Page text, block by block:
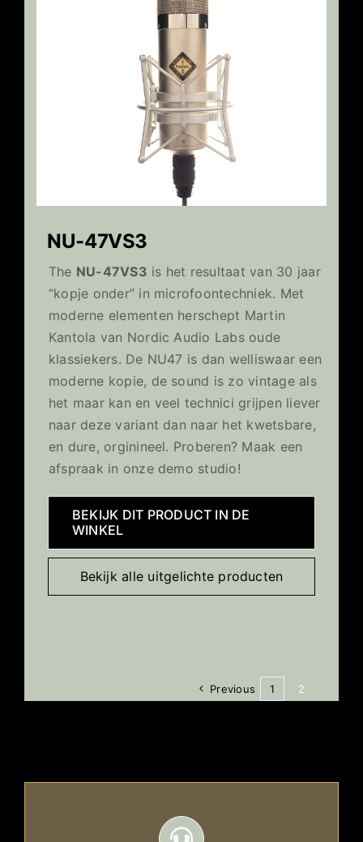
NU-47VS3
The NU-47VS3 is het resultaat van 30 jaar
“kopje onder” in microfoontechniek. Met
moderne elementen herschept Martin
Kantola van Nordic Audio Labs oude
klassiekers. De NU47 is dan welliswaar een
moderne kopie, de sound is zo vintage als
het maar kan en veel technici grijpen liever
naar deze variant dan naar het kwetsbare,
en dure, orginineel. Proberen? Maak een
afspraak in onze demo studio!
BEKIJK DIT PRODUCT IN DE
WINKEL
Bekijk alle uitgelichte producten
Previous 1 2